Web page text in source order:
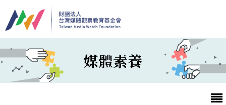
媒體素養